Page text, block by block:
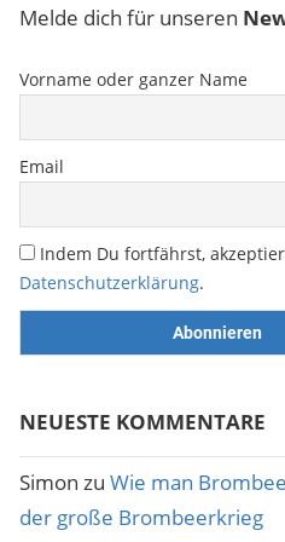
Melde dich für unseren
Vorname oder ganzer Name
Email
Indem Du fortfährst,
Datenschutzerklärung.
NEUESTE KOMMENTARE
Simon zu Wie man
der große Brombeerkrieg